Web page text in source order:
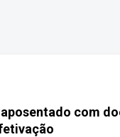
aposentado com